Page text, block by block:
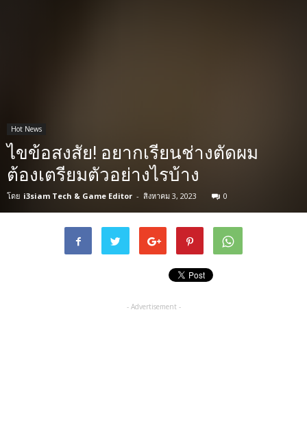
Hot News
ไขข้อสงสัย! อยากเรียนช่างตัดผม
ต้องเตรียมตัวอย่างไรบ้าง
โดย i3siam Tech & Game Editor - สิงหาคม 3, 2023 0
- Advertisement -